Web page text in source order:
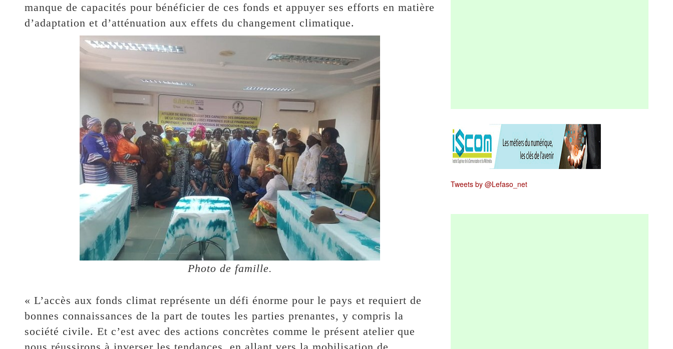
manque de capacités pour bénéficier de ces fonds et appuyer ses efforts en matière
d’adaptation et d’atténuation aux effets du changement climatique.
Photo de famille.
« L’accès aux fonds climat représente un défi énorme pour le pays et requiert de
bonnes connaissances de la part de toutes les parties prenantes, y compris la
société civile. Et c’est avec des actions concrètes comme le présent atelier que
Tweets by @Lefaso_net